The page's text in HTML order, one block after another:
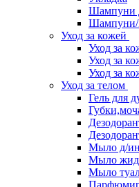
Шампуни
Шампуни/
Уход за кожей
Уход за
Уход за
Уход за
Уход за телом
Гель для
Мыло д/
Мыло
Мыло